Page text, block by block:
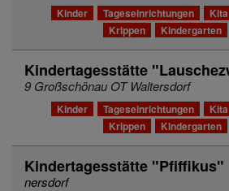
Kinder Tageseinrichtungen Kita
Krippen
Kindergarten
Kindertagesstätte
9 Großschönau OT Waltersdorf
Kinder Tageseinrichtungen Kita
Krippen
Kindergarten
Kindertagesstätte "Pfiffikus"
nersdorf